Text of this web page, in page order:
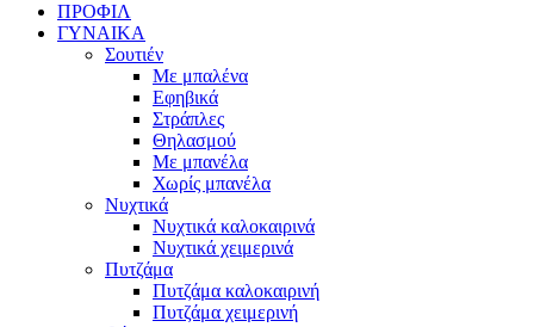
ΠΡΟΦΙΛ
ΓΥΝΑΙΚΑ
Σουτιέν
Με μπαλένα
Εφηβικά
Στράπλες
Θηλασμού
Με μπανέλα
Χωρίς μπανέλα
Νυχτικά
Νυχτικά καλοκαιρινά
Νυχτικά χειμερινά
Πυτζάμα
Πυτζάμα καλοκαιρινή
Πυτζάμα χειμερινή